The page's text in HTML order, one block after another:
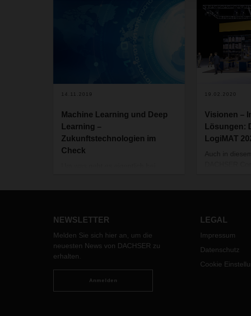
14.11.2019
Machine Learning und Deep
Learning –
Zukunftstechnologien im
Check
für die Logistik?
19.02.2020
Visionen –
Lösungen:
LogiMAT
Auch in
12. März
Stuttgarter
NEWSLETTER
Melden Sie sich hier an, um die
neuesten News von DACHSER zu
erhalten.
Anmelden
LEGAL
Impressum
Datenschutz
Cookie